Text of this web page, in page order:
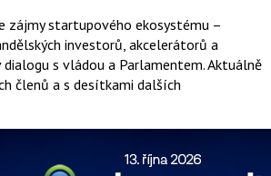
zájmy startupového ekosystému –
investorů, akcelerátorů a
s vládou a Parlamentem. Aktuálně
členů a s desítkami dalších